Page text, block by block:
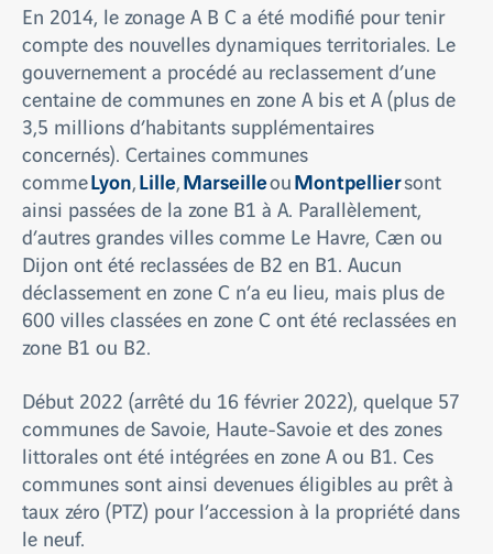
En 2014, le zonage A B C a été modifié pour tenir
compte des nouvelles dynamiques territoriales. Le
gouvernement a procédé au reclassement d’une
centaine de communes en zone A bis et A (plus de
3,5 millions d’habitants supplémentaires
concernés). Certaines communes
commeLyon,Lille,MarseilleouMontpelliersont
ainsi passées de la zone B1 à A. Parallèlement,
d’autres grandes villes comme Le Havre, Caen ou
Dijon ont été reclassées de B2 en B1. Aucun
déclassement en zone C n’a eu lieu, mais plus de
600 villes classées en zone C ont été reclassées en
zone B1 ou B2.
Début 2022 (arrêté du 16 février 2022), quelque 57
communes de Savoie, Haute-Savoie et des zones
littorales ont été intégrées en zone A ou B1. Ces
communes sont ainsi devenues éligibles au prêt à
taux zéro (PTZ) pour l’accession à la propriété dans
le neuf.